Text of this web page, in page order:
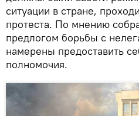
ситуации в стране,
протеста. По мнению
предлогом борьбы с
намерены предоставить
полномочия.